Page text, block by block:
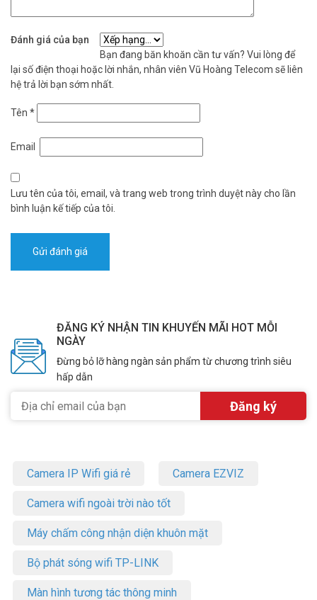
Đánh giá của bạn
Bạn đang băn khoăn cần tư vấn? Vui lòng để
lại số điện thoại hoặc lời nhắn, nhân viên Vũ Hoàng Telecom sẽ liên
hệ trả lời bạn sớm nhất.
Tên *
Email
Lưu tên của tôi, email, và trang web trong trình duyệt này cho lần
bình luận kế tiếp của tôi.
ĐĂNG KÝ NHẬN TIN KHUYẾN MÃI HOT MỖI
NGÀY
Đừng bỏ lỡ hàng ngàn sản phẩm từ chương trình siêu
hấp dẫn
Camera IP Wifi giá rẻ Camera EZVIZ
Camera wifi ngoài trời nào tốt
Máy chấm công nhận diện khuôn mặt
Bộ phát sóng wifi TP-LINK
Màn hình tương tác thông minh